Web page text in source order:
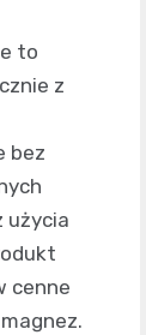
to
z
bez
użycia
cenne